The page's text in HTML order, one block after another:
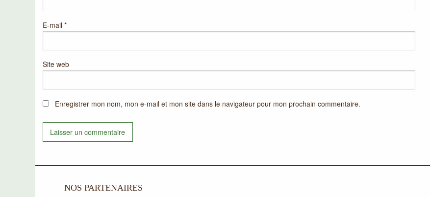
E-mail *
Site web
Enregistrer mon nom, mon e-mail et mon site dans le navigateur pour mon prochain commentaire.
NOS PARTENAIRES